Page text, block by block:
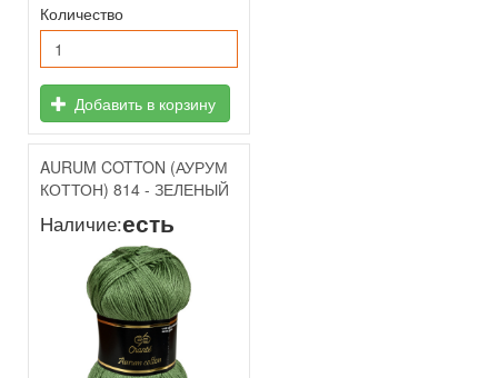
Количество
Добавить в корзину
AURUM COTTON (АУРУМ
КОТТОН) 814 - ЗЕЛЕНЫЙ
Наличие:есть